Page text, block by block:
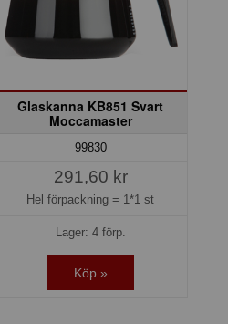
Glaskanna KB851 Svart
Moccamaster
99830
291,60 kr
Hel förpackning = 1*1 st
Lager: 4 förp.
Köp »